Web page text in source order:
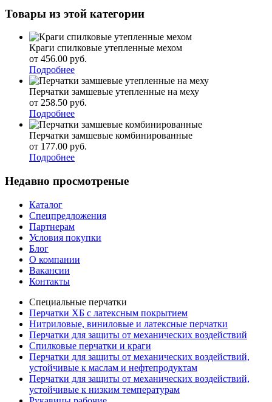
Товары из этой категории
Краги спилковые утепленные мехом
от 456.00 руб.
Подробнее
Перчатки замшевые утепленные на меху
от 258.50 руб.
Подробнее
Перчатки замшевые комбинированные
от 177.00 руб.
Подробнее
Недавно просмотреные
Каталог
Спецпредложения
Партнерам
Условия покупки
Блог
О компании
Вакансии
Контакты
Специальные перчатки
Перчатки ХБ с латексным покрытием
Нитриловые, виниловые и латексные перчатки
Перчатки для защиты от механических воздействий
Cпилковые перчатки и краги
Перчатки для защиты от механических воздействий,
устойчивые к маслам и нефтепродуктам
Перчатки для защиты от механических воздействий,
устойчивые к низким температурам